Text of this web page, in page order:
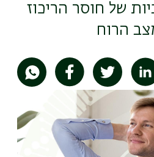
של חוסר הריכוז
הרוח